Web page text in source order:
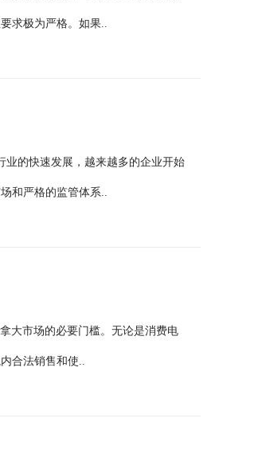
求极为严格。如果..
业的快速发展，越来越多的企业开始
和严格的监管体系..
大市场的必要门槛。无论是消费电
合法销售和使..